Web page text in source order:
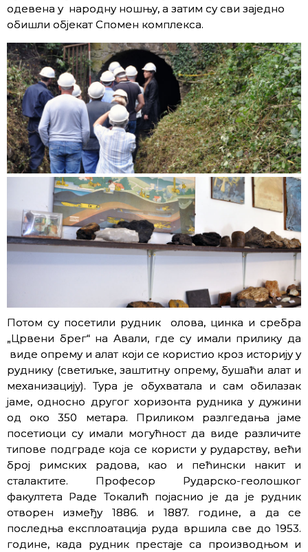
одевена у народну ношњу, а затим су сви заједно
обишли објекат Спомен комплекса.
Потом су посетили рудник олова, цинка и сребра
„Црвени брег“ на Авали, где су имали прилику да
виде опрему и алат који се користио кроз историју у
руднику (светиљке, заштитну опрему, бушаћи алат и
механизацију). Тура је обухватала и сам обилазак
јаме, односно другог хоризонта рудника у дужини
од око 350 метара. Приликом разлгедања јаме
посетиоци су имали могућност да виде различите
типове подграде која се користи у рударству, већи
број римских радова, као и пећински накит и
сталактите. Професор Рударско-геолошког
факултета Раде Токалић појаснио је да је рудник
отворен између 1886. и 1887. године, а да се
последња експлоатација руда вршила све до 1953.
године, када рудник престаје са производњом и